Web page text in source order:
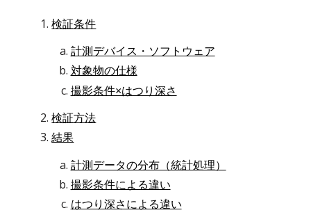
検証条件
計測デバイス・ソフトウェア
対象物の仕様
撮影条件×はつり深さ
検証方法
結果
計測データの分布（統計処理）
撮影条件による違い
はつり深さによる違い